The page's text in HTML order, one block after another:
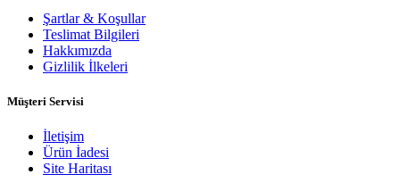
Şartlar & Koşullar
Teslimat Bilgileri
Hakkımızda
Gizlilik İlkeleri
Müşteri Servisi
İletişim
Ürün İadesi
Site Haritası